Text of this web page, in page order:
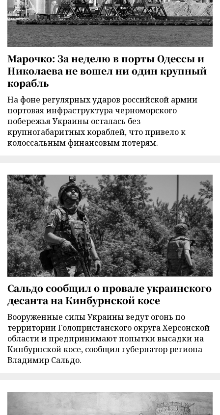
Марочко: За неделю в порты Одессы и
Николаева не вошел ни один крупный
корабль
На фоне регулярных ударов российской армии
портовая инфраструктура черноморского
побережья Украины осталась без
крупногабаритных кораблей, что привело к
колоссальным финансовым потерям.
Сальдо сообщил о провале украинского
десанта на Кинбурнской косе
Вооруженные силы Украины ведут огонь по
территории Голопристанского округа Херсонской
области и предпринимают попытки высадки на
Кинбурнской косе, сообщил губернатор региона
Владимир Сальдо.